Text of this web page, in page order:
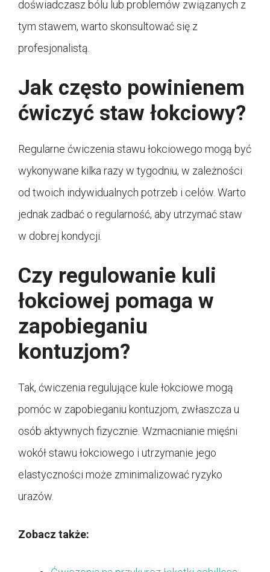
doświadczasz bólu lub problemów związanych z
tym stawem, warto skonsultować się z
profesjonalistą.
Jak często powinienem
ćwiczyć staw łokciowy?
Regularne ćwiczenia stawu łokciowego mogą być
wykonywane kilka razy w tygodniu, w zależności
od twoich indywidualnych potrzeb i celów. Warto
jednak zadbać o regularność, aby utrzymać staw
w dobrej kondycji.
Czy regulowanie kuli
łokciowej pomaga w
zapobieganiu
kontuzjom?
Tak, ćwiczenia regulujące kule łokciowe mogą
pomóc w zapobieganiu kontuzjom, zwłaszcza u
osób aktywnych fizycznie. Wzmacnianie mięśni
wokół stawu łokciowego i utrzymanie jego
elastyczności może zminimalizować ryzyko
urazów.
Zobacz także: